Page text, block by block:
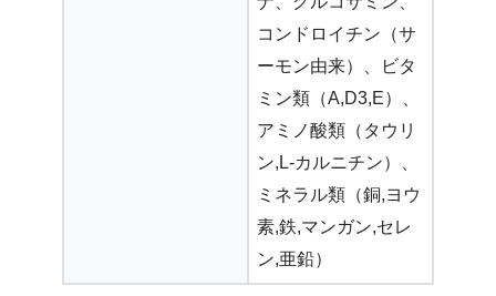
コンドロイチン（サ
ーモン由来）、ビタ
ミン類（A,D3,E）、
アミノ酸類（タウリ
ン,L-カルニチン）、
ミネラル類（銅,ヨウ
素,鉄,マンガン,セレ
ン,亜鉛）